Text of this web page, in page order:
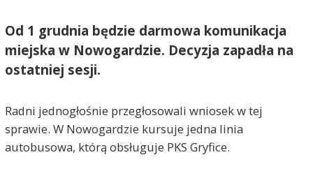
Od 1 grudnia będzie darmowa komunikacja
miejska w Nowogardzie. Decyzja zapadła na
ostatniej sesji.
Radni jednogłośnie przegłosowali wniosek w tej
sprawie. W Nowogardzie kursuje jedna linia
autobusowa, którą obsługuje PKS Gryfice.